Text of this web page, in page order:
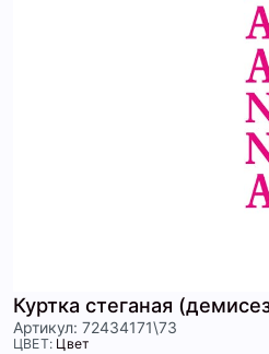
Куртка стеганая
Артикул: 72434171\73
ЦВЕТ: Цвет